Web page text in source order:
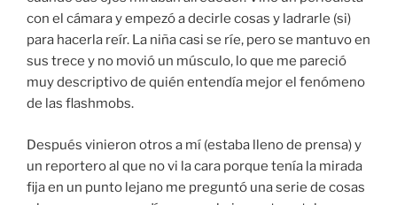
con el cámara y empezó a decirle cosas y ladrarle (si)
para hacerla reír. La niña casi se ríe, pero se mantuvo en
sus trece y no movió un músculo, lo que me pareció
muy descriptivo de quién entendía mejor el fenómeno
de las flashmobs.
Después vinieron otros a mí (estaba lleno de prensa) y
un reportero al que no vi la cara porque tenía la mirada
fija en un punto lejano me preguntó una serie de cosas